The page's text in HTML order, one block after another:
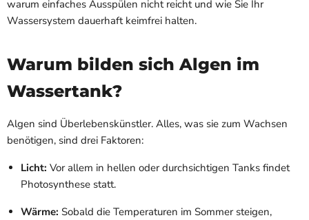
warum einfaches Ausspülen nicht reicht und wie Sie Ihr
Wassersystem dauerhaft keimfrei halten.
Warum bilden sich Algen im
Wassertank?
Algen sind Überlebenskünstler. Alles, was sie zum Wachsen
benötigen, sind drei Faktoren:
Licht: Vor allem in hellen oder durchsichtigen Tanks findet
Photosynthese statt.
Wärme: Sobald die Temperaturen im Sommer steigen,